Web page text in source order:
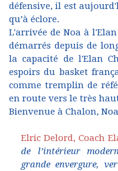
défensive, il est
qu’à éclore.
L'arrivée de Noa à
démarrés depuis de
la capacité de l'Elan
espoirs du basket
comme tremplin de
en route vers le très
Bienvenue à Chalon,
Elric Delord, Coach
de l’intérieur
grande envergure,